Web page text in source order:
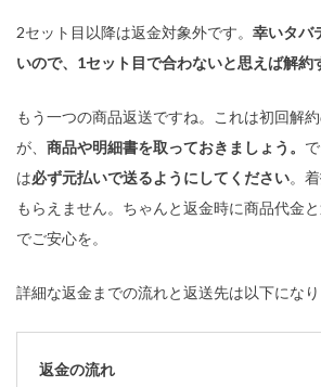
2セット目以降は返金対象外です。 幸いタバ
いので、1セット目で合わないと思えば解約
もう一つの商品返送ですね。これは初回解
が、 商品や明細書を取っておきましょう。
は必ず元払いで送るようにしてください。
もらえません。ちゃんと返金時に商品代金
でご安心を。
詳細な返金までの流れと返送先は以下になり
返金の流れ